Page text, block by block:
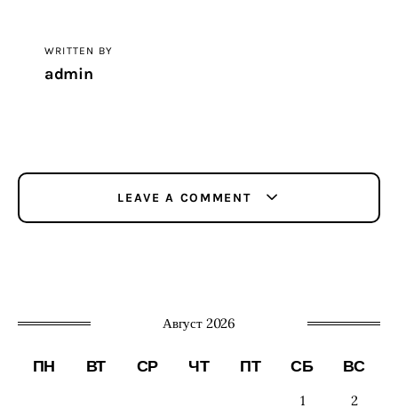
WRITTEN BY
admin
LEAVE A COMMENT
Август 2026
ПН ВТ СР ЧТ ПТ СБ ВС
1
2